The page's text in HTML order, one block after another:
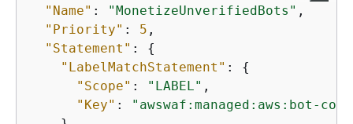
"Name" : "MonetizeUnverifiedBots" ,
"Priority" : 5 ,
"Statement" : {
"LabelMatchStatement" : {
"Scope" : "LABEL" ,
"Key" :
"awswaf:managed:aws:bot-